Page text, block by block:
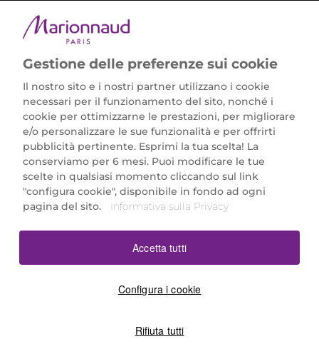
Marionnaud Parfumeries Italia S.r.l.
Largo Fiera Milano 5, 20017 Rho (MI)
REA Milano 1650024 con P.IVA 13425220152.
SCARICA LA NOSTRA APP
Gestione delle preferenze sui cookie
Il nostro sito e i nostri partner utilizzano i cookie
necessari per il funzionamento del sito, nonché i
cookie per ottimizzarne le prestazioni, per migliorare
e/o personalizzare le sue funzionalità e per offrirti
pubblicità pertinente. Esprimi la tua scelta! La
conserviamo per 6 mesi. Puoi modificare le tue
scelte in qualsiasi momento cliccando sul link
"configura cookie", disponibile in fondo ad ogni
pagina del sito.
Informativa sulla Privacy
Configura i cookie
Rifiuta tutti
Accetta tutti